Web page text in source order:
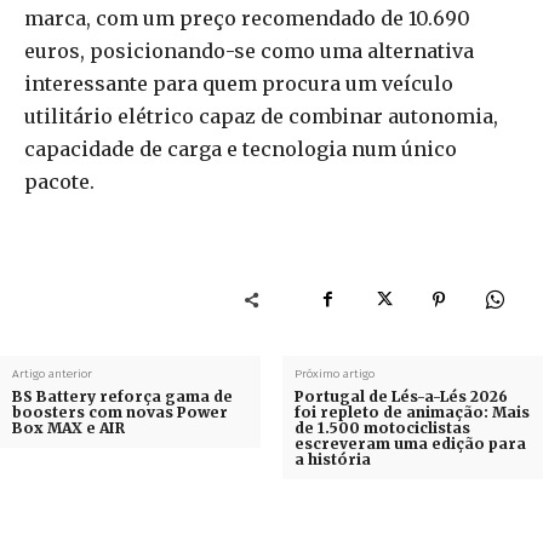
marca, com um preço recomendado de 10.690
euros, posicionando-se como uma alternativa
interessante para quem procura um veículo
utilitário elétrico capaz de combinar autonomia,
capacidade de carga e tecnologia num único
pacote.
Artigo anterior
BS Battery reforça gama de
boosters com novas Power
Box MAX e AIR
Próximo artigo
Portugal de Lés-a-Lés 2026
foi repleto de animação: Mais
de 1.500 motociclistas
escreveram uma edição para
a história